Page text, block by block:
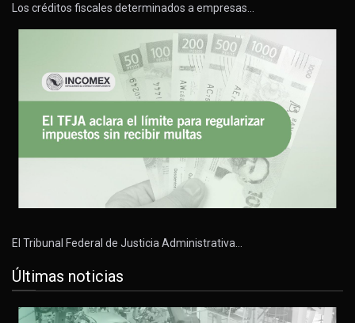
Los créditos fiscales determinados a empresas…
El Tribunal Federal de Justicia Administrativa…
Últimas noticias